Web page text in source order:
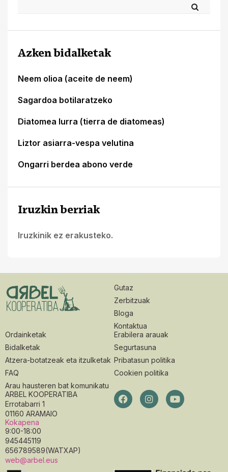
Azken bidalketak
Neem olioa (aceite de neem)
Sagardoa botilaratzeko
Diatomea lurra (tierra de diatomeas)
Liztor asiarra-vespa velutina
Ongarri berdea abono verde
Iruzkin berriak
Iruzkinik ez erakusteko.
Gutaz
Zerbitzuak
Bloga
Kontaktua
Ordainketak
Bidalketak
Atzera-botatzeak eta itzulketak
FAQ
Arau hausteren bat komunikatu
Erabilera arauak
Segurtasuna
Pribatasun politika
Cookien politika
ARBEL KOOPERATIBA
Errotabarri 1
01160 ARAMAIO
Kokapena
9:00-18:00
945445119
656789589(WATXAP)
web@arbel.eus